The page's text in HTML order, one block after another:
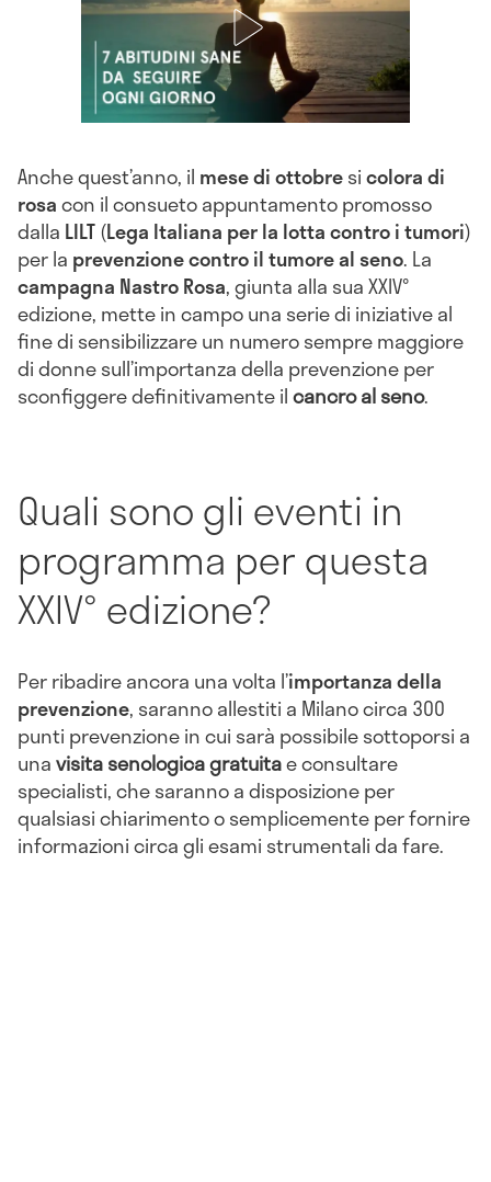
Anche quest’anno, il mese di ottobresicolora di
rosacon il consueto appuntamento promosso
dalla LILT(Lega Italiana per la lotta contro i tumori)
per la prevenzione contro il tumore al seno. La
campagna Nastro Rosa, giunta alla sua XXIV°
edizione, mette in campo una serie di iniziative al
fine di sensibilizzare un numero sempre maggiore
di donne sull’importanza della prevenzione per
sconfiggere definitivamente ilcancro al seno.
Quali sono gli eventi in
programma per questa
XXIV° edizione?
Per ribadire ancora una volta l’importanza della
prevenzione, saranno allestiti a Milano circa 300
punti prevenzione in cui sarà possibile sottoporsi a
unavisita senologica gratuitae consultare
specialisti, che saranno a disposizione per
qualsiasi chiarimento o semplicemente per fornire
informazioni circa gli esami strumentali da fare.